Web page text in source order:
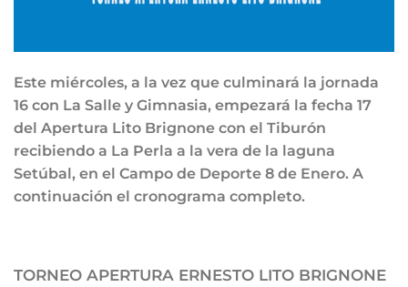
Este miércoles, a la vez que culminará la jornada
16 con La Salle y Gimnasia, empezará la fecha 17
del Apertura Lito Brignone con el Tiburón
recibiendo a La Perla a la vera de la laguna
Setúbal, en el Campo de Deporte 8 de Enero. A
continuación el cronograma completo.
TORNEO APERTURA ERNESTO LITO BRIGNONE